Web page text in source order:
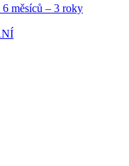
měsíců – 3 roky